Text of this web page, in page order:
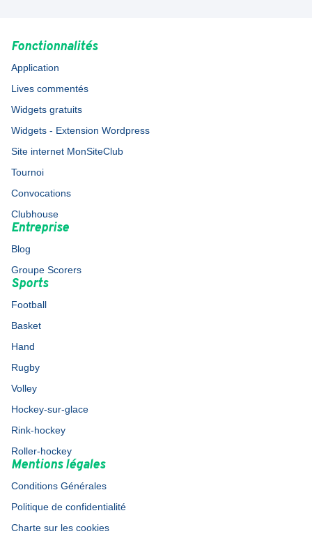
Fonctionnalités
Application
Lives commentés
Widgets gratuits
Widgets - Extension Wordpress
Site internet MonSiteClub
Tournoi
Convocations
Clubhouse
Entreprise
Blog
Groupe Scorers
Sports
Football
Basket
Hand
Rugby
Volley
Hockey-sur-glace
Rink-hockey
Roller-hockey
Mentions légales
Conditions Générales
Politique de confidentialité
Charte sur les cookies